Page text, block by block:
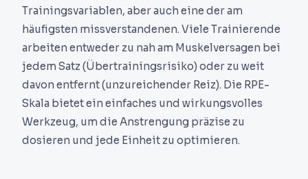
Trainingsvariablen, aber auch eine der am
häufigsten missverstandenen. Viele Trainierende
arbeiten entweder zu nah am Muskelversagen bei
jedem Satz (Übertrainingsrisiko) oder zu weit
davon entfernt (unzureichender Reiz). Die RPE-
Skala bietet ein einfaches und wirkungsvolles
Werkzeug, um die Anstrengung präzise zu
dosieren und jede Einheit zu optimieren.